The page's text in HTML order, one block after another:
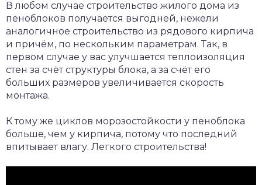
В любом случае строительство жилого дома из
пеноблоков получается выгодней, нежели
аналогичное строительство из рядового кирпича
и причём, по нескольким параметрам. Так, в
первом случае у вас улучшается теплоизоляция
стен за счёт структуры блока, а за счёт его
больших размеров увеличивается скорость
монтажа.
К тому же циклов морозостойкости у пеноблока
больше, чем у кирпича, потому что последний
впитывает влагу. Легкого строительства!